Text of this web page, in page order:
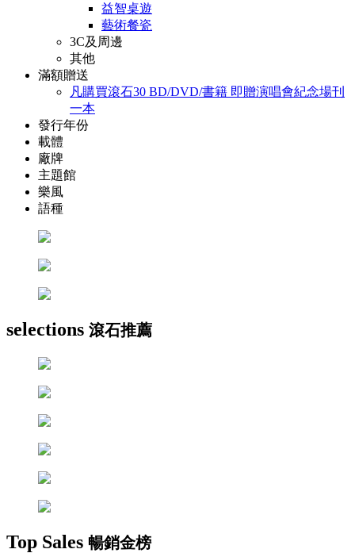
益智桌遊
藝術餐瓷
3C及周邊
其他
滿額贈送
凡購買滾石30 BD/DVD/書籍 即贈演唱會紀念場刊
一本
發行年份
載體
廠牌
主題館
樂風
語種
selections 滾石推薦
Top Sales 暢銷金榜